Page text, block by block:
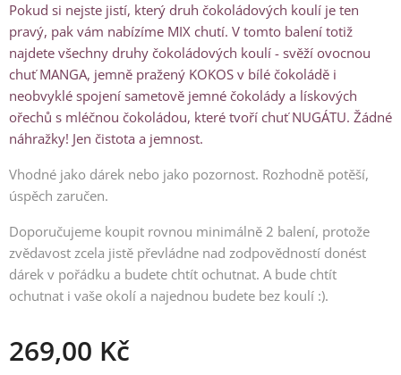
Pokud si nejste jistí, který druh čokoládových koulí je ten
pravý, pak vám nabízíme MIX chutí. V tomto balení totiž
najdete všechny druhy čokoládových koulí - svěží ovocnou
chuť MANGA, jemně pražený KOKOS v bílé čokoládě i
neobvyklé spojení sametově jemné čokolády a lískových
ořechů s mléčnou čokoládou, které tvoří chuť NUGÁTU. Žádné
náhražky! Jen čistota a jemnost.
Vhodné jako dárek nebo jako pozornost. Rozhodně potěší,
úspěch zaručen.
Doporučujeme koupit rovnou minimálně 2 balení, protože
zvědavost zcela jistě převládne nad zodpovědností donést
dárek v pořádku a budete chtít ochutnat. A bude chtít
ochutnat i vaše okolí a najednou budete bez koulí :).
269,00 Kč